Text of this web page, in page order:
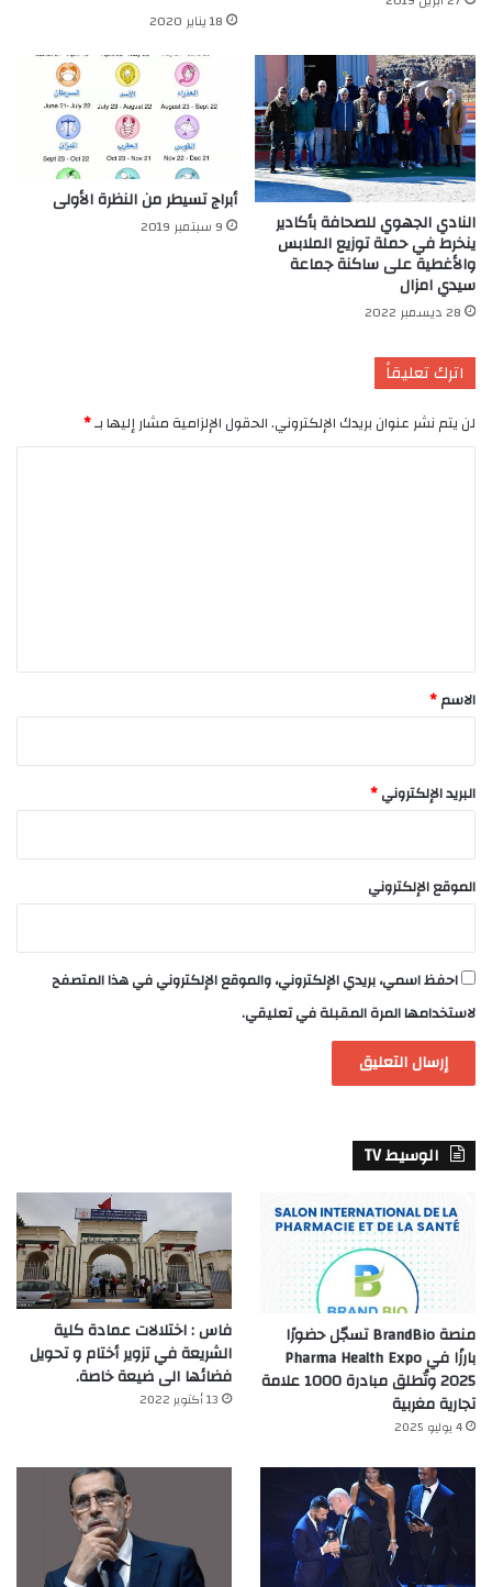
18 يناير 2020
النادي الجهوي للصحافة بأكادير
ينخرط في حملة توزيع الملابس
والأغطية على ساكنة جماعة
سيدي امزال
28 ديسمبر 2022
أبراج تسيطر من النظرة الأولى
9 سبتمبر 2019
اترك تعليقاً
لن يتم نشر عنوان بريدك الإلكتروني.الحقول الإلزامية مشار إليها بـ*
*
الاسم*
البريد الإلكتروني*
الموقع الإلكتروني
احفظ اسمي، بريدي الإلكتروني، والموقع الإلكتروني في هذا المتصفح
لاستخدامها المرة المقبلة في تعليقي.
الوسيط TV
منصة BrandBio تسجّل حضورًا
بارزًا في Pharma Health Expo
2025 وتُطلق مبادرة 1000 علامة
تجارية مغربية
4 يوليو 2025
فاس : اختلالات عمادة كلية
الشريعة في تزوير أختام و تحويل
فضائها الى ضيعة خاصة.
13 أكتوبر 2022